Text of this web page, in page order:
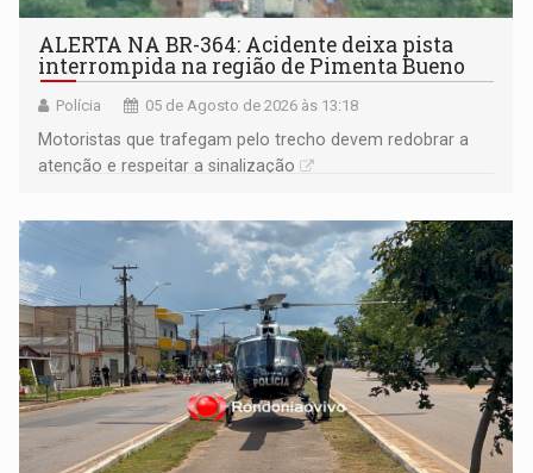
ALERTA NA BR-364: Acidente deixa pista
interrompida na região de Pimenta Bueno
Polícia 05 de Agosto de 2026 às 13:18
​Motoristas que trafegam pelo trecho devem redobrar a
atenção e respeitar a sinalização